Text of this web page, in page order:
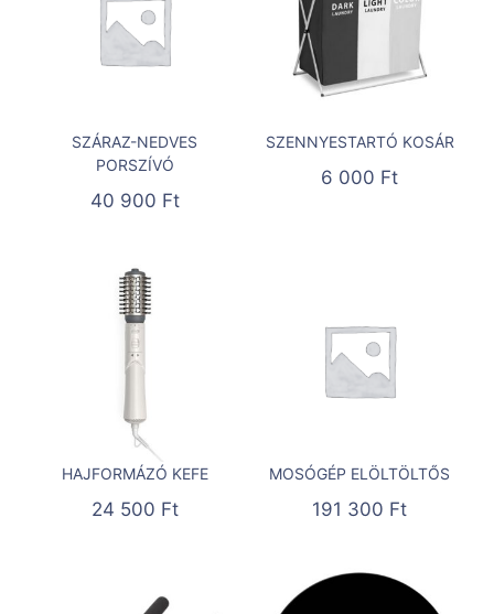
SZÁRAZ-NEDVES
PORSZÍVÓ
40 900 Ft
SZENNYESTARTÓ KOSÁR
6 000 Ft
HAJFORMÁZÓ KEFE
24 500 Ft
MOSÓGÉP ELÖLTÖLTŐS
191 300 Ft